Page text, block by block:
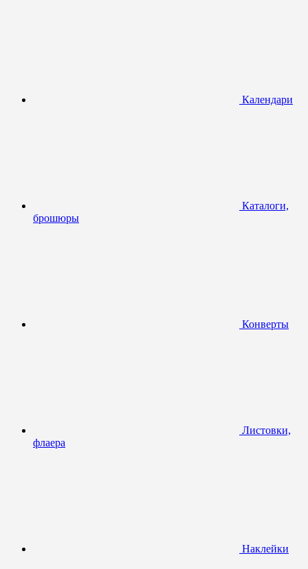
Календари
Каталоги,
брошюры
Конверты
Листовки,
флаера
Наклейки